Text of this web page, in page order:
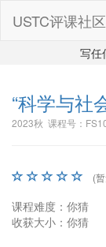
USTC评课社区
写任
“科学与社
2023秋 课程号：
(
课程难度：你猜
收获大小：你猜